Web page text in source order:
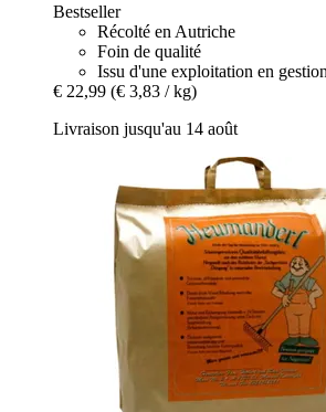
Bestseller
Récolté en Autriche
Foin de qualité
Issu d'une exploitation en
€ 22,99 (€ 3,83 / kg)
Livraison jusqu'au 14 août